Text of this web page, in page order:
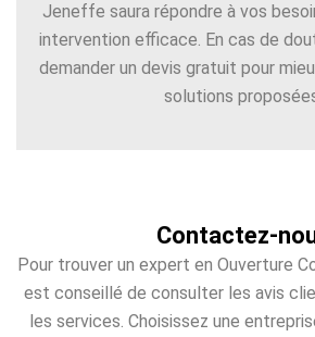
Jeneffe saura répondre à vos
intervention efficace. En cas de
demander un devis gratuit pour
solutions
Contactez-
Pour trouver un expert en Ouverture
est conseillé de consulter les avis
les services. Choisissez une